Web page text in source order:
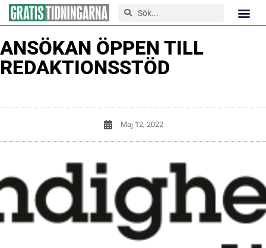
ANSÖKAN ÖPPEN TILL
REDAKTIONSSTÖD
Maj 12, 2022